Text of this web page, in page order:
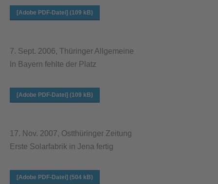
[Adobe PDF-Datei] (109 kB)
7. Sept. 2006, Thüringer Allgemeine
In Bayern fehlte der Platz
[Adobe PDF-Datei] (109 kB)
17. Nov. 2007, Ostthüringer Zeitung
Erste Solarfabrik in Jena fertig
[Adobe PDF-Datei] (504 kB)